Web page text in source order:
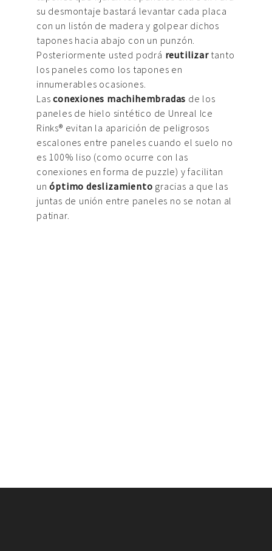
su desmontaje bastará levantar cada placa
con un listón de madera y golpear dichos
tapones hacia abajo con un punzón.
Posteriormente usted podrá reutilizartanto
los paneles como los tapones en
innumerables ocasiones.
Lasconexiones machihembradas de los
paneles de hielo sintético de Unreal Ice
Rinks® evitan la aparición de peligrosos
escalones entre paneles cuando el suelo no
es 100% liso (como ocurre con las
conexiones en forma de puzzle) y facilitan
un óptimo deslizamiento gracias a que las
juntas de unión entre paneles no se notan al
patinar.